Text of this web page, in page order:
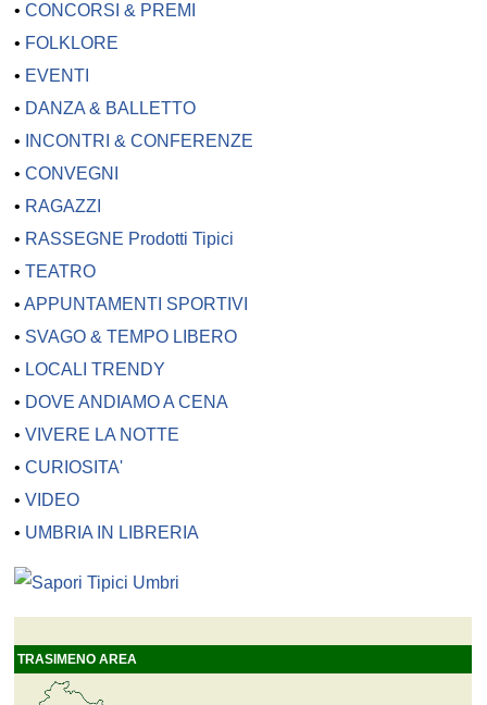
•CONCORSI & PREMI
• FOLKLORE
• EVENTI
• DANZA & BALLETTO
•
INCONTRI & CONFERENZE
•CONVEGNI
• RAGAZZI
• RASSEGNE Prodotti Tipici
•TEATRO
•APPUNTAMENTI SPORTIVI
• SVAGO & TEMPO LIBERO
• LOCALI TRENDY
• DOVE ANDIAMO A CENA
•VIVERE LA NOTTE
•CURIOSITA'
•VIDEO
• UMBRIA IN LIBRERIA
TRASIMENO AREA